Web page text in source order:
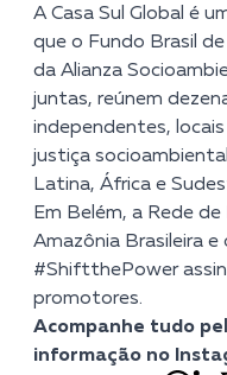
A Casa Sul Global é
que o Fundo Brasil
da Alianza
juntas, reúnem
independentes,
justiça
Latina, África e
Em Belém, a Rede
Amazônia Brasileira
#ShiftthePower
promotores.
Acompanhe tudo
informação no